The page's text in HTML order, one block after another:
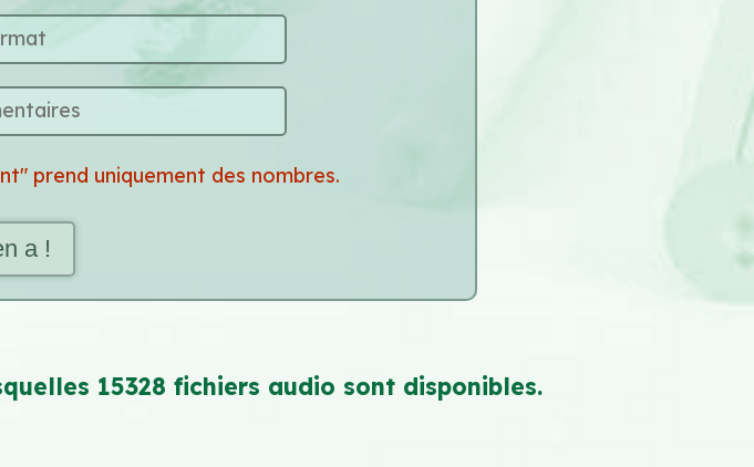
prend uniquement des nombres.
a !
15328 fichiers audio sont disponibles.